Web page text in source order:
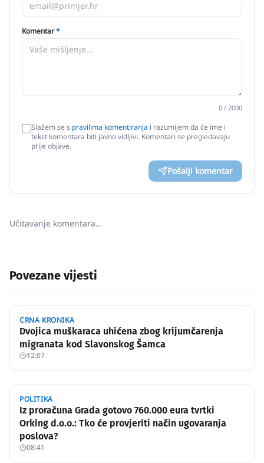
Komentar*
0 / 2000
Slažem se s pravilima komentiranja i razumijem da će ime i
tekst komentara biti javno vidljivi. Komentari se pregledavaju
prije objave.
Pošalji komentar
Učitavanje komentara…
Povezane vijesti
CRNA KRONIKA
Dvojica muškaraca uhićena zbog krijumčarenja
migranata kod Slavonskog Šamca
12:07
POLITIKA
Iz proračuna Grada gotovo 760.000 eura tvrtki
Orking d.o.o.: Tko će provjeriti način ugovaranja
poslova?
08:41